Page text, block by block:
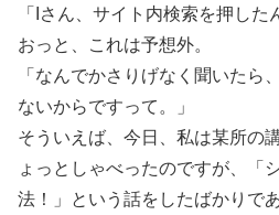
「Iさん、サイト内検索を押した
おっと、これは予想外。
「なんでかさりげなく聞いたら
ないからですって。」
そういえば、今日、私は某所の
ょっとしゃべったのですが、「
法！」という話をしたばかりで